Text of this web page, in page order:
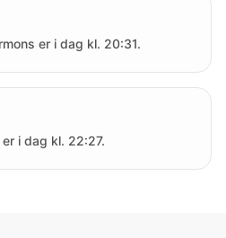
er i dag kl. 20:31.
i dag kl. 22:27.